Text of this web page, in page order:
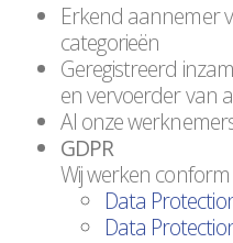
Erkend aannemer
categorieën
Geregistreerd
en vervoerder van
Al onze
GDPR
Wij werken
Data
Data